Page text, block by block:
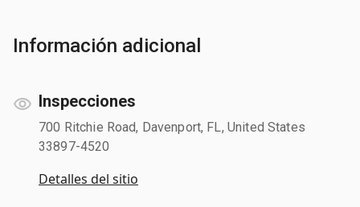
Información adicional
Inspecciones
700 Ritchie Road, Davenport, FL, United States
33897-4520
Detalles del sitio